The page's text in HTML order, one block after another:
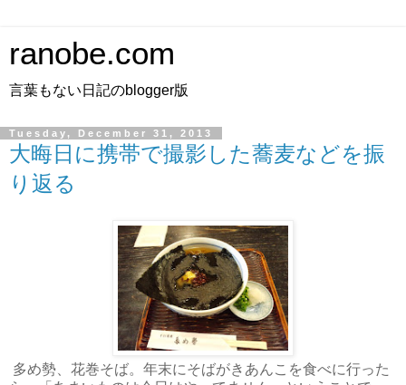
ranobe.com
言葉もない日記のblogger版
Tuesday, December 31, 2013
大晦日に携帯で撮影した蕎麦などを振
り返る
多め勢、花巻そば。年末にそばがきあんこを食べに行った